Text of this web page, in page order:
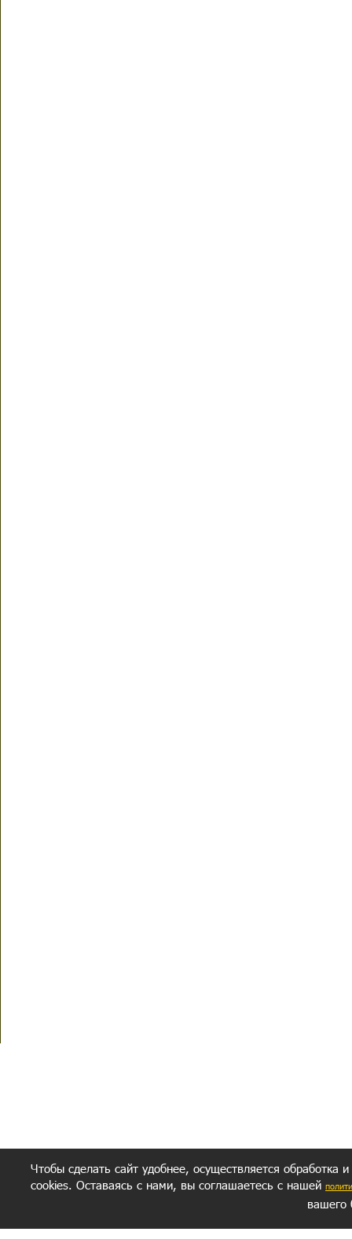
Чтобы сделать сайт удобнее, осуществляется обработка
cookies. Оставаясь с нами, вы соглашаетесь с нашей
вашего